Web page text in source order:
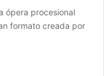
ópera procesional
formato creada por